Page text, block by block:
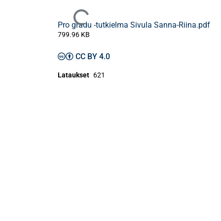
Ladataan...
Pro gradu -tutkielma Sivula Sanna-Riina.pdf
799.96 KB
CC BY 4.0
Lataukset 621